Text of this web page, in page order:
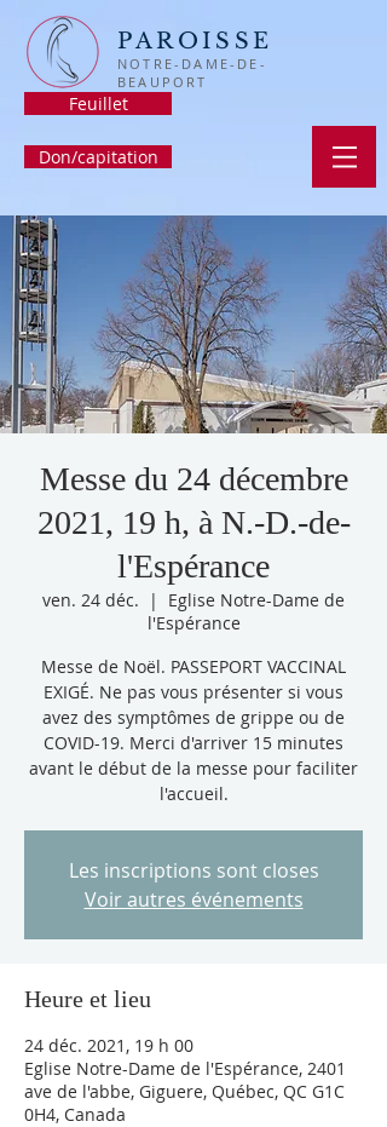
PAROISSE
NOTRE-DAME-DE-
BEAUPORT
Feuillet
Don/capitation
Messe du 24 décembre
2021, 19 h, à N.-D.-de-
l'Espérance
ven. 24 déc.
  |
Eglise Notre-Dame de
l'Espérance
Messe de Noël. PASSEPORT VACCINAL
EXIGÉ. Ne pas vous présenter si vous
avez des symptômes de grippe ou de
COVID-19. Merci d'arriver 15 minutes
avant le début de la messe pour faciliter
l'accueil.
Les inscriptions sont closes
Voir autres événements
Heure et lieu
24 déc. 2021, 19 h 00
Eglise Notre-Dame de l'Espérance, 2401
ave de l'abbe, Giguere, Québec, QC G1C
0H4, Canada